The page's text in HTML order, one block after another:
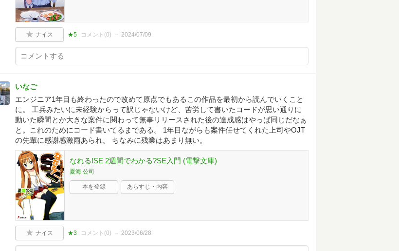
ナイス ★5 コメント(0) 2024/07/09
いなご
エンジニア1年目も終わったので改めて原点でもあるこの作品を最初から読んでいくこと
に。 工兵みたいに未経験からって訳じゃないけど、苦労して書いたコードが思い通りに
動いた瞬間とか大きな案件に関わって無事リリースされた後の達成感はやっぱ同じだなぁ
と。これのためにコード書いてるまである。 1年目ながらも案件任せてくれた上司やOJT
の先輩に感謝感激雨あられ。 ちなみに残業はあまり無い。
なれる!SE 2週間でわかる?SE入門 (電撃文庫)
夏海 公司
本を登録 あらすじ・内容
ナイス ★3 コメント(0) 2023/06/28